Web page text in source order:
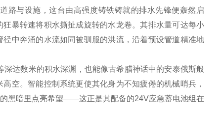
路与设施，这台由高强度铸铁铸就的排水先锋便轰然启
暴转速将积水撕扯成旋转的水龙卷。其排水量可达每小
中奔涌的水流如同被驯服的洪流，沿着预设管道精准地
深达数米的积水深渊，也能像古希腊神话中的安泰俄斯般
空。智能控制系统更使其化身为不知疲倦的机械哨兵，
黑暗里点亮希望——这正是其配备的24V应急蓄电池组在